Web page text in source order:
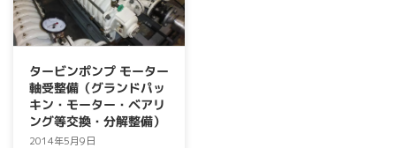
タービンポンプ モーター
軸受整備（グランドパッ
キン・モーター・ベアリ
ング等交換・分解整備）
2014年5月9日